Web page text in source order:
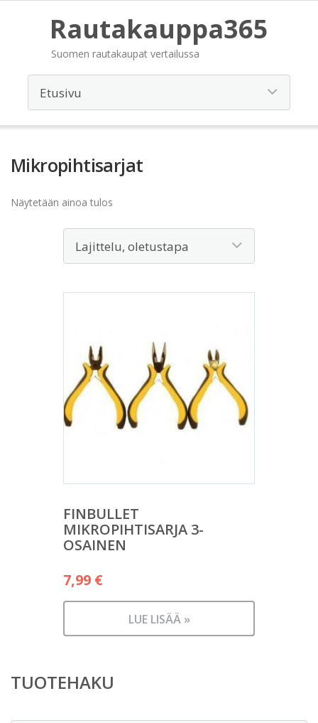
Rautakauppa365
Suomen rautakaupat vertailussa
Mikropihtisarjat
Näytetään ainoa tulos
FINBULLET
MIKROPIHTISARJA 3-
OSAINEN
7,99 €
LUE LISÄÄ »
TUOTEHAKU